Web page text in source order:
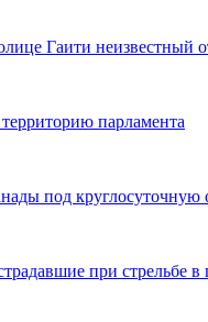
Гаити неизвестный
парламента
под круглосуточную
при стрельбе в